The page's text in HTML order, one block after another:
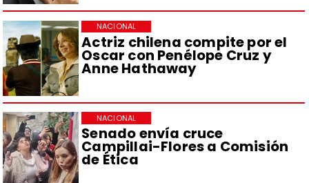
Actriz chilena compite por el
Oscar con Penélope Cruz y
Anne Hathaway
NACIONAL
Senado envía cruce
Campillai-Flores a Comisión
de Ética
NACIONAL